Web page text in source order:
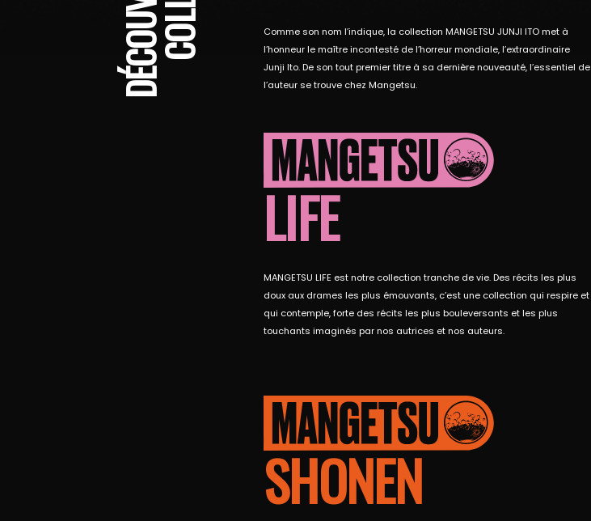
Comme son nom l’indique, la collection MANGETSU JUNJI ITO met à
l’honneur le maître incontesté de l’horreur mondiale, l’extraordinaire
Junji Ito. De son tout premier titre à sa dernière nouveauté, l’essentiel de
l’auteur se trouve chez Mangetsu.
LIFE
MANGETSU LIFE est notre collection tranche de vie. Des récits les plus
doux aux drames les plus émouvants, c’est une collection qui respire et
qui contemple, forte des récits les plus bouleversants et les plus
touchants imaginés par nos autrices et nos auteurs.
SHONEN